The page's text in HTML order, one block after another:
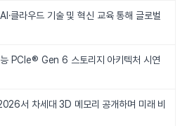
클라우드 기술 및 혁신 교육 통해 글로벌
PCIe® Gen 6 스토리지 아키텍처 시연
서 차세대 3D 메모리 공개하며 미래 비